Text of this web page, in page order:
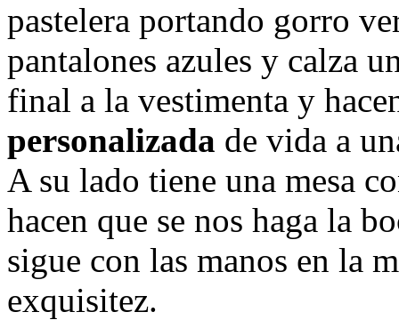
pastelera portando gorro
pantalones azules y calza
final a la vestimenta y
personalizada de vida a
A su lado tiene una mesa
hacen que se nos haga la
sigue con las manos en la
exquisitez.